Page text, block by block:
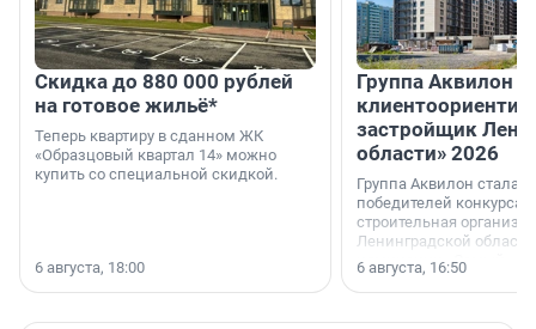
Скидка до 880 000 рублей
на готовое жильё*
Теперь квартиру в сданном ЖК
«Образцовый квартал 14» можно
купить со специальной скидкой.
6 августа, 18:00
Группа Аквилон
застройщик
области» 2026
Группа Аквилон стала
победителей конкурса
строительная
Ленинградской области
номинации «Самый
застройщик
области».
6 августа, 16:50